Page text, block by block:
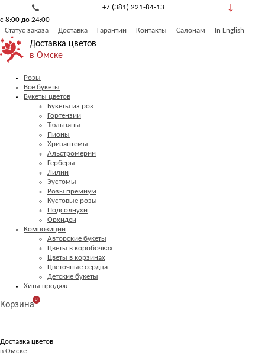
+7 (381) 221-84-13
с 8:00 до 24:00
Статус заказа
Доставка Гарантии Контакты Салонам In English
Доставка цветов
в Омске
Розы
Все букеты
Букеты цветов
Букеты из роз
Гортензии
Тюльпаны
Пионы
Хризантемы
Альстромерии
Герберы
Лилии
Эустомы
Розы премиум
Кустовые розы
Подсолнухи
Орхидеи
Композиции
Авторские букеты
Цветы в коробочках
Цветы в корзинах
Цветочные сердца
Детские букеты
Хиты продаж
Корзина
0
Доставка цветов
в Омске